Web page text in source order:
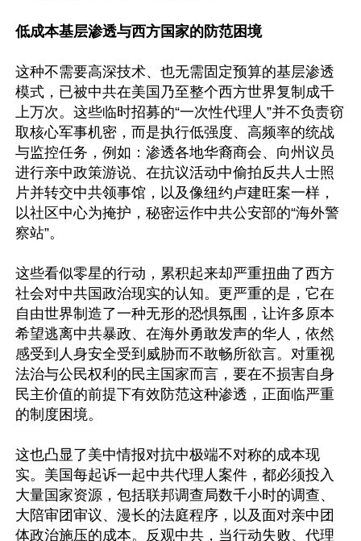
低成本基层渗透与西方国家的防范困境
这种不需要高深技术、也无需固定预算的基层渗透
模式，已被中共在美国乃至整个西方世界复制成千
上万次。这些临时招募的“一次性代理人”并不负责窃
取核心军事机密，而是执行低强度、高频率的统战
与监控任务，例如：渗透各地华裔商会、向州议员
进行亲中政策游说、在抗议活动中偷拍反共人士照
片并转交中共领事馆，以及像纽约卢建旺案一样，
以社区中心为掩护，秘密运作中共公安部的“海外警
察站”。
这些看似零星的行动，累积起来却严重扭曲了西方
社会对中共国政治现实的认知。更严重的是，它在
自由世界制造了一种无形的恐惧氛围，让许多原本
希望逃离中共暴政、在海外勇敢发声的华人，依然
感受到人身安全受到威胁而不敢畅所欲言。对重视
法治与公民权利的民主国家而言，要在不损害自身
民主价值的前提下有效防范这种渗透，正面临严重
的制度困境。
这也凸显了美中情报对抗中极端不对称的成本现
实。美国每起诉一起中共代理人案件，都必须投入
大量国家资源，包括联邦调查局数千小时的调查、
大陪审团审议、漫长的法庭程序，以及面对亲中团
体政治施压的成本。反观中共，当行动失败、代理